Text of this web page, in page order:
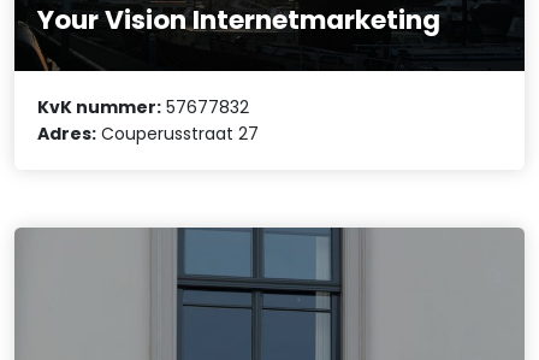
Your Vision Internetmarketing
KvK nummer: 57677832
Adres: Couperusstraat 27